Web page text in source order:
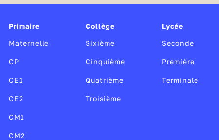
unique, gratuite et sans publicité est soutenue par le
Canopé, le CLEMI, ainsi que par le ministère de la
Primaire
Maternelle
CP
CE1
CE2
CM1
CM2
Collège
Sixième
Cinquième
Quatrième
Troisième
Lycée
Seconde
Première
Terminale